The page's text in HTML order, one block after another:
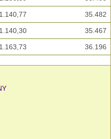
1.140,77 35.482
1.140,30 35.467
1.163,73 36.196